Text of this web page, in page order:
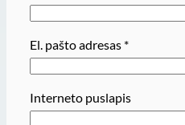
El. pašto adresas *
Interneto puslapis